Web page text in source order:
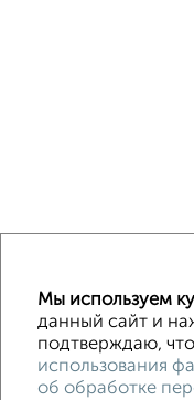
Машиноместа
Контакты
Мы используем
данный сайт и
подтверждаю,
использования
об обработке